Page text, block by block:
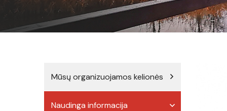
Mūsų organizuojamos kelionės
Naudinga informacija